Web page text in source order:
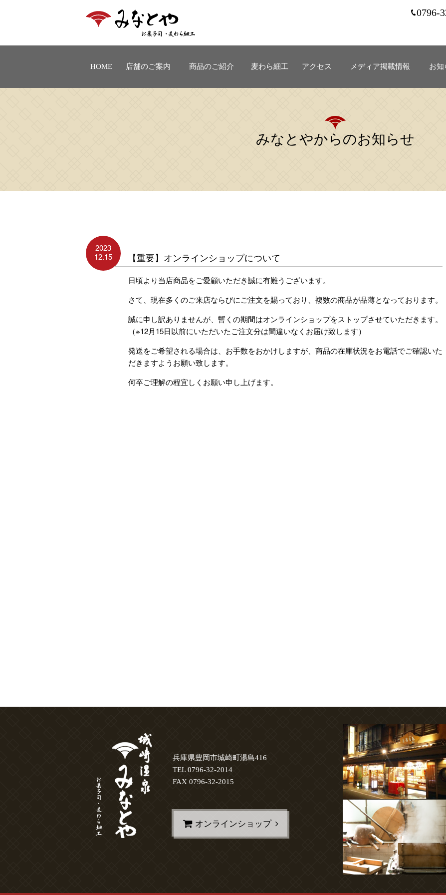
0796-
HOME 店舗のご案内 商品のご紹介 麦わら細工 アクセス メディア掲載情報 お知
みなとやからのお知らせ
2023
12.15
【重要】オンラインショップについて
日頃より当店商品をご愛顧いただき誠に有難うございます。
さて、現在多くのご来店ならびにご注文を賜っており、複数の商品が品薄となっております。
誠に申し訳ありませんが、暫くの期間はオンラインショップをストップさせていただきます。
（※12月15日以前にいただいたご注文分は間違いなくお届け致します）
発送をご希望される場合は、お手数をおかけしますが、商品の在庫状況をお電話でご確認いた
だきますようお願い致します。
何卒ご理解の程宜しくお願い申し上げます。
兵庫県豊岡市城崎町湯島416
TEL 0796-32-2014
FAX 0796-32-2015
オンラインショップ